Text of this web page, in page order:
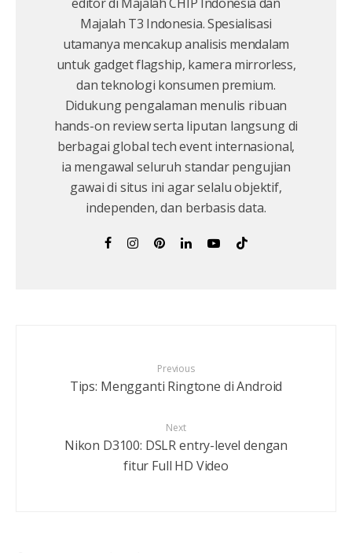
Majalah T3 Indonesia. Spesialisasi
utamanya mencakup analisis mendalam
untuk gadget flagship, kamera mirrorless,
dan teknologi konsumen premium.
Didukung pengalaman menulis ribuan
hands-on review serta liputan langsung di
berbagai global tech event internasional,
ia mengawal seluruh standar pengujian
gawai di situs ini agar selalu objektif,
independen, dan berbasis data.
Previous
Tips: Mengganti Ringtone di Android
Next
Nikon D3100: DSLR entry-level dengan
fitur Full HD Video